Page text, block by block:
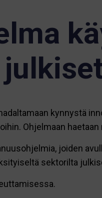
kynnystä
Ohjelmaan
joiden
sektorilta